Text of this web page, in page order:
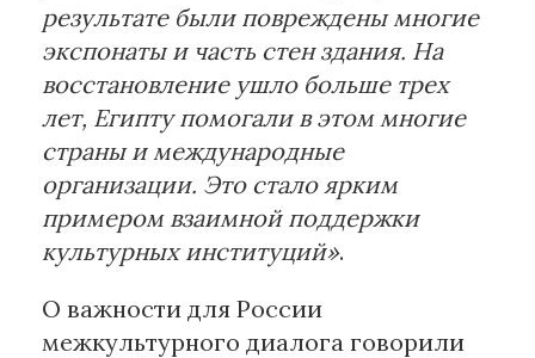
результате были повреждены многие
экспонаты и часть стен здания. На
восстановление ушло больше трех
лет, Египту помогали в этом многие
страны и международные
организации. Это стало ярким
примером взаимной поддержки
культурных институций».
О важности для России
межкультурного диалога говорили